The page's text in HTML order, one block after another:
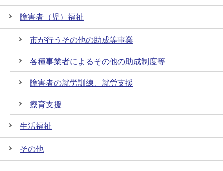
障害者（児）福祉
市が行うその他の助成等事業
各種事業者によるその他の助成制度等
障害者の就労訓練、就労支援
療育支援
生活福祉
その他